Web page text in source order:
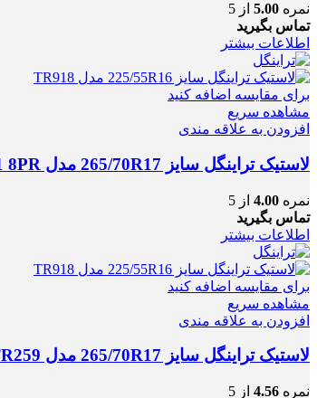
نمره 5.00 از 5
تماس بگیرید
اطلاعات بیشتر
برای مقایسه اضافه کنید
مشاهده سریع
افزودن به علاقه مندی
لاستیک تراینگل سایز 265/70R17 مدل TR281 8PR
نمره 4.00 از 5
تماس بگیرید
اطلاعات بیشتر
برای مقایسه اضافه کنید
مشاهده سریع
افزودن به علاقه مندی
لاستیک تراینگل سایز 265/70R17 مدل TR259
نمره 4.56 از 5